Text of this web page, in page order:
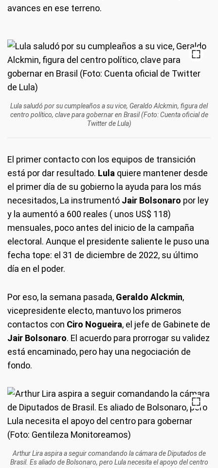
avances en ese terreno.
Lula saludó por su cumpleaños a su vice, Geraldo Alckmin, figura del
centro político, clave para gobernar en Brasil (Foto: Cuenta oficial de
Twitter de Lula)
El primer contacto con los equipos de transición
está por dar resultado. Lula quiere mantener desde
el primer día de su gobierno la ayuda para los más
necesitados, La instrumentó Jair Bolsonaro por ley
y la aumentó a 600 reales ( unos US$ 118)
mensuales, poco antes del inicio de la campaña
electoral. Aunque el presidente saliente le puso una
fecha tope: el 31 de diciembre de 2022, su último
día en el poder.
Por eso, la semana pasada, Geraldo Alckmin,
vicepresidente electo, mantuvo los primeros
contactos con Ciro Nogueira, el jefe de Gabinete de
Jair Bolsonaro. El acuerdo para prorrogar su validez
está encaminado, pero hay una negociación de
fondo.
Arthur Lira aspira a seguir comandando la cámara de Diputados de
Brasil. Es aliado de Bolsonaro, pero Lula necesita el apoyo del centro